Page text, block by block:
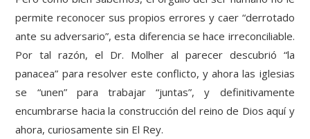
permite reconocer sus propios errores y caer “derrotado
ante su adversario”, esta diferencia se hace irreconciliable.
Por tal razón, el Dr. Molher al parecer descubrió “la
panacea” para resolver este conflicto, y ahora las iglesias
se “unen” para trabajar “juntas”, y definitivamente
encumbrarse hacia la construcción del reino de Dios aquí y
ahora, curiosamente sin El Rey.